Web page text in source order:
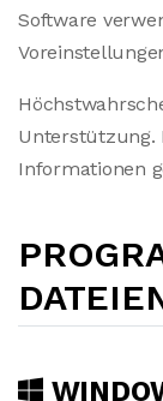
Software
Unterstützung.
Informationen